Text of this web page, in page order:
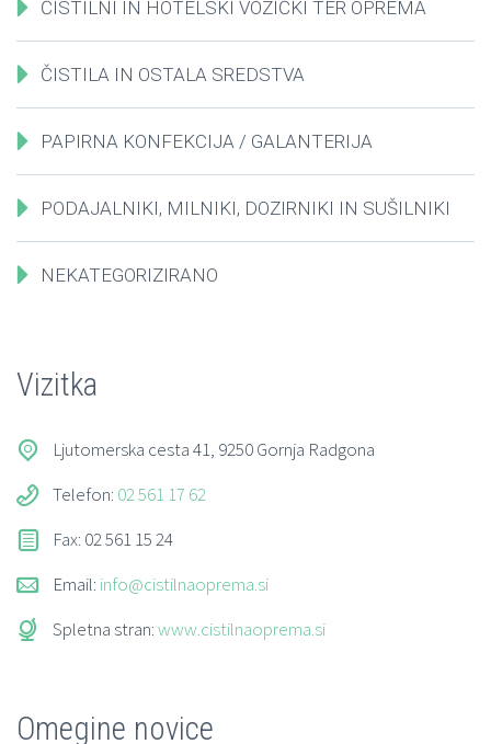
ČISTILNI IN HOTELSKI VOZIČKI TER OPREMA
ČISTILA IN OSTALA SREDSTVA
PAPIRNA KONFEKCIJA / GALANTERIJA
PODAJALNIKI, MILNIKI, DOZIRNIKI IN SUŠILNIKI
NEKATEGORIZIRANO
Vizitka
Ljutomerska cesta 41, 9250 Gornja Radgona
Telefon: 02 561 17 62
Fax: 02 561 15 24
Email: info@cistilnaoprema.si
Spletna stran:www.cistilnaoprema.si
Omegine novice